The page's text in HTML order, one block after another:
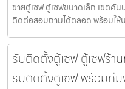
ขายตู้เซฟ ตู้เซฟขนาดเล็ก เขตคั
ติดต่อสอบถามได้ตลอด พร้อมให้
รับติดตั้งตู้เซฟ ตู้เซฟร้า
รับติดตั้งตู้เซฟ พร้อมที